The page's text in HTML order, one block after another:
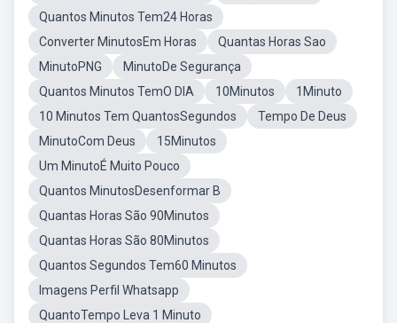
Quantos Minutos Tem24 Horas
Converter MinutosEm Horas
Quantas Horas Sao
MinutoPNG
MinutoDe Segurança
Quantos Minutos TemO DIA
10Minutos
1Minuto
10 Minutos Tem QuantosSegundos
Tempo De Deus
MinutoCom Deus
15Minutos
Um MinutoÉ Muito Pouco
Quantos MinutosDesenformar B
Quantas Horas São 90Minutos
Quantas Horas São 80Minutos
Quantos Segundos Tem60 Minutos
Imagens Perfil Whatsapp
QuantoTempo Leva 1 Minuto